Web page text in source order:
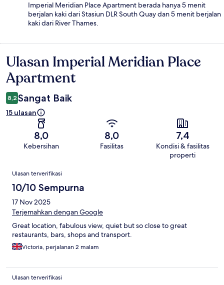
Imperial Meridian Place Apartment berada hanya 5 menit
berjalan kaki dari Stasiun DLR South Quay dan 5 menit berjalan
kaki dari River Thames.
Ulasan
Ulasan Imperial Meridian Place
Apartment
8,2 Sangat Baik
15 ulasan
8,0
Kebersihan
8,0
Fasilitas
7,4
Kondisi & fasilitas
properti
Ulasan
Ulasan terverifikasi
10/10 Sempurna
17 Nov 2025
Terjemahkan dengan Google
Great location, fabulous view, quiet but so close to great
restaurants, bars, shops and transport.
Victoria, perjalanan 2 malam
Ulasan terverifikasi